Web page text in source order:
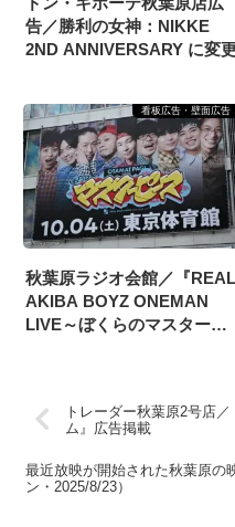
告／勝利の女神：NIKKE
2ND ANNIVERSARY に変
看板広告・壁面広告
秋葉原ラジオ会館／『REAL
AKIBA BOYZ ONEMAN
LIVE～ぼくらのマスターピ
トレーダー秋葉原2号店
ム』広告掲載
最近放映が開始された秋葉原の
ン・2025/8/23）